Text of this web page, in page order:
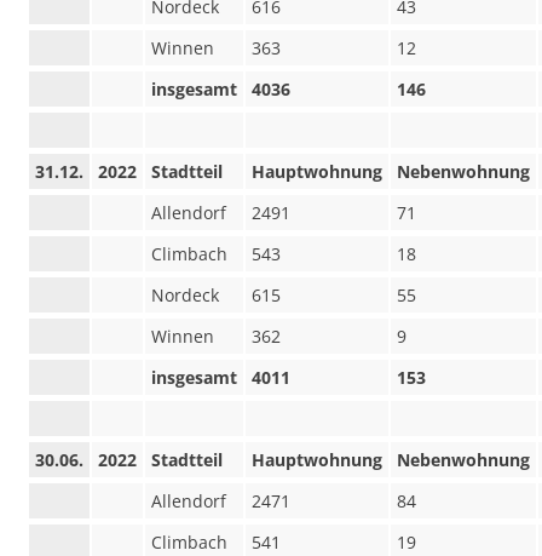
Nordeck
616
43
Winnen
363
12
insgesamt
4036 146
31.12. 2022 Stadtteil Hauptwohnung
Nebenwohnung
Allendorf
2491
71
Climbach
543
18
Nordeck
615
55
Winnen
362
9
insgesamt
4011 153
30.06. 2022 Stadtteil Hauptwohnung
Nebenwohnung
Allendorf
2471
84
Climbach
541
19